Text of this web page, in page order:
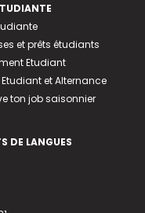
et prêts étudiants
Etudiant
et Alternance
ton job saisonnier
DE LANGUES